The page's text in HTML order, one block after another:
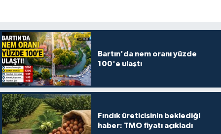
Bartın'da nem oranı yüzde
100'e ulaştı
Fındık üreticisinin beklediği
haber: TMO fiyatı açıkladı